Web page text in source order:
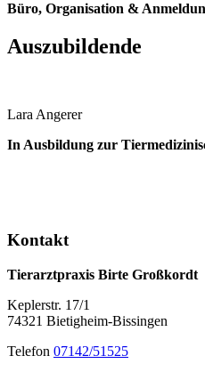
Büro, Organisation &
Auszubildende
Lara Angerer
In Ausbildung zur
Kontakt
Tierarztpraxis Birte Großkordt
Keplerstr. 17/1
74321 Bietigheim-Bissingen
Telefon 07142/51525